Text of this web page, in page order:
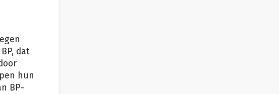
dat
hun
BP-